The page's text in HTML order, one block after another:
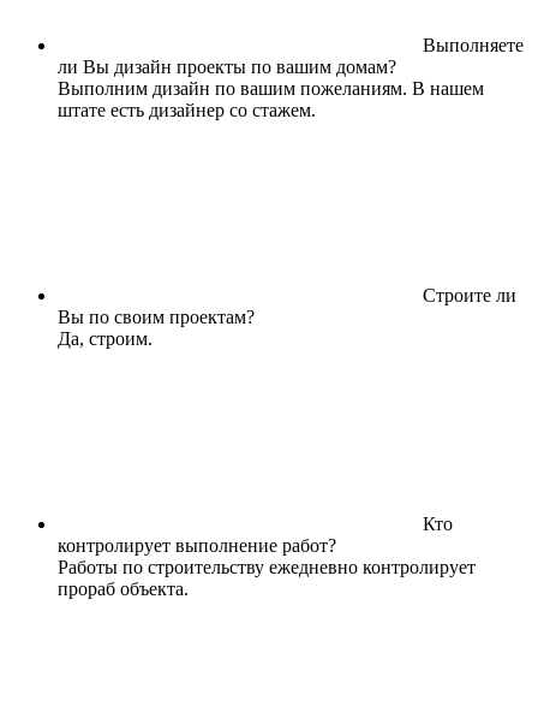
Выполняете
ли Вы дизайн проекты по вашим домам?
Выполним дизайн по вашим пожеланиям. В нашем
штате есть дизайнер со стажем.
Строите ли
Вы по своим проектам?
Да, строим.
Кто
контролирует выполнение работ?
Работы по строительству ежедневно контролирует
прораб объекта.